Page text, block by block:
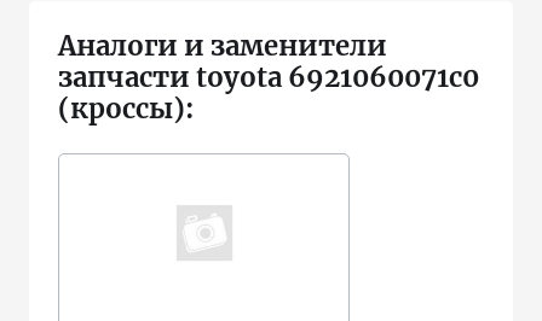
Аналоги и заменители
запчасти toyota 6921060071c0
(кроссы):